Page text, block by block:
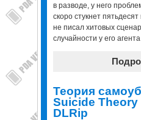
в разводе, у него
скоро стукнет
не писал хитовых
случайности у его
Теория
Suicide Theory
DLRip